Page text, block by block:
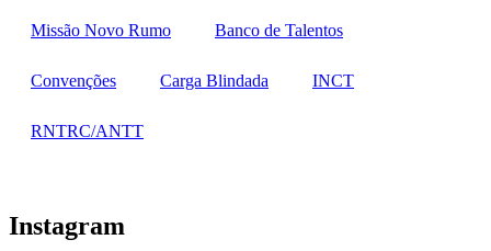
Missão Novo Rumo Banco de Talentos
Convenções Carga Blindada INCT
RNTRC/ANTT
Instagram